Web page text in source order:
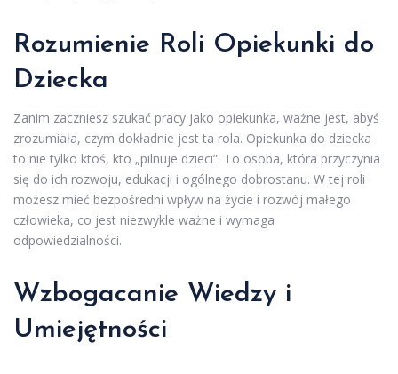
Rozumienie Roli Opiekunki do
Dziecka
Zanim zaczniesz szukać pracy jako opiekunka, ważne jest, abyś
zrozumiała, czym dokładnie jest ta rola. Opiekunka do dziecka
to nie tylko ktoś, kto „pilnuje dzieci”. To osoba, która przyczynia
się do ich rozwoju, edukacji i ogólnego dobrostanu. W tej roli
możesz mieć bezpośredni wpływ na życie i rozwój małego
człowieka, co jest niezwykle ważne i wymaga
odpowiedzialności.
Wzbogacanie Wiedzy i
Umiejętności